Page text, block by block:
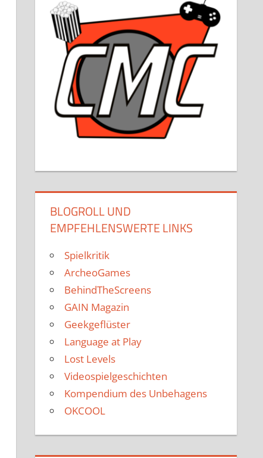
BLOGROLL UND
EMPFEHLENSWERTE LINKS
Spielkritik
ArcheoGames
BehindTheScreens
GAIN Magazin
Geekgeflüster
Language at Play
Lost Levels
Videospielgeschichten
Kompendium des Unbehagens
OKCOOL